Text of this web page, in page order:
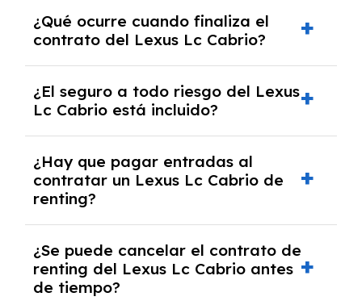
contrato y puede variar entre 10,000 y
30,000 km anuales. Si excedes ese límite,
puede haber un cargo adicional.
¿Qué ocurre cuando finaliza el
contrato del Lexus Lc Cabrio?
coche, renovarlo por uno nuevo o, en algunos
casos, comprarlo a un precio previamente
acordado.
¿El seguro a todo riesgo del Lexus
Lc Cabrio está incluido?
Cabrio con el seguro a todo riesgo sin
franquicia incluido dentro de las cuotas
mensuales.
¿Hay que pagar entradas al
contratar un Lexus Lc Cabrio de
renting?
tendrás que pagar ningún tipo de entrada
salvo en casos que lo exija el proveedor
debido al resultado del estudio de viabilidad
¿Se puede cancelar el contrato de
renting del Lexus Lc Cabrio antes
de tiempo?